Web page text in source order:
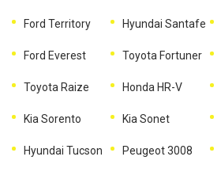
Ford Territory Hyundai Santafe
Ford Everest Toyota Fortuner
Toyota Raize Honda HR-V
Kia Sorento Kia Sonet
Hyundai Tucson Peugeot 3008